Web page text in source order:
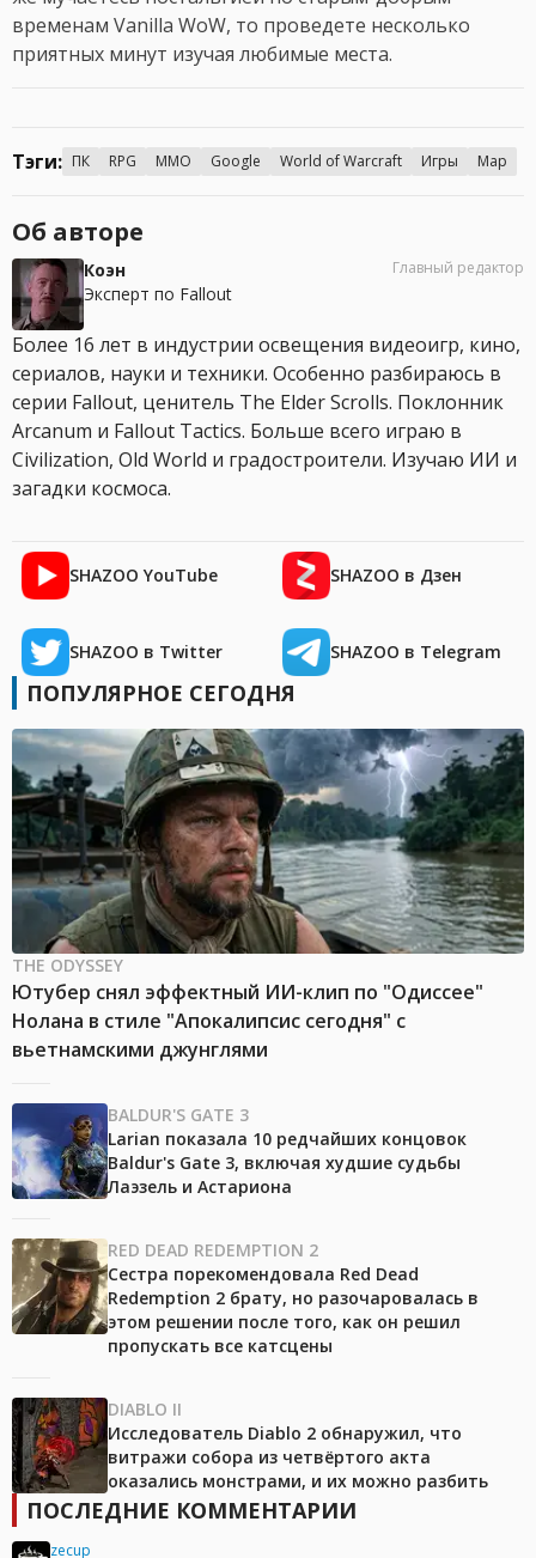
временам Vanilla WoW, то проведете несколько
приятных минут изучая любимые места.
Тэги: ПК RPG MMO Google World of Warcraft Игры Map
Об авторе
Коэн
Эксперт по Fallout
Главный редактор
Более 16 лет в индустрии освещения видеоигр, кино,
сериалов, науки и техники. Особенно разбираюсь в
серии Fallout, ценитель The Elder Scrolls. Поклонник
Arcanum и Fallout Tactics. Больше всего играю в
Civilization, Old World и градостроители. Изучаю ИИ и
загадки космоса.
SHAZOO YouTube SHAZOO в Дзен
SHAZOO в Twitter SHAZOO в Telegram
ПОПУЛЯРНОЕ СЕГОДНЯ
THE ODYSSEY
Ютубер снял эффектный ИИ-клип по "Одиссее"
Нолана в стиле "Апокалипсис сегодня" с
вьетнамскими джунглями
BALDUR'S GATE 3
Larian показала 10 редчайших концовок
Baldur's Gate 3, включая худшие судьбы
Лаэзель и Астариона
RED DEAD REDEMPTION 2
Сестра порекомендовала Red Dead
Redemption 2 брату, но разочаровалась в
этом решении после того, как он решил
пропускать все катсцены
DIABLO II
Исследователь Diablo 2 обнаружил, что
витражи собора из четвёртого акта
оказались монстрами, и их можно разбить
ПОСЛЕДНИЕ КОММЕНТАРИИ
zecup